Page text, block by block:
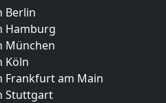
Berlin
Hamburg
München
Köln
Frankfurt am Main
Stuttgart